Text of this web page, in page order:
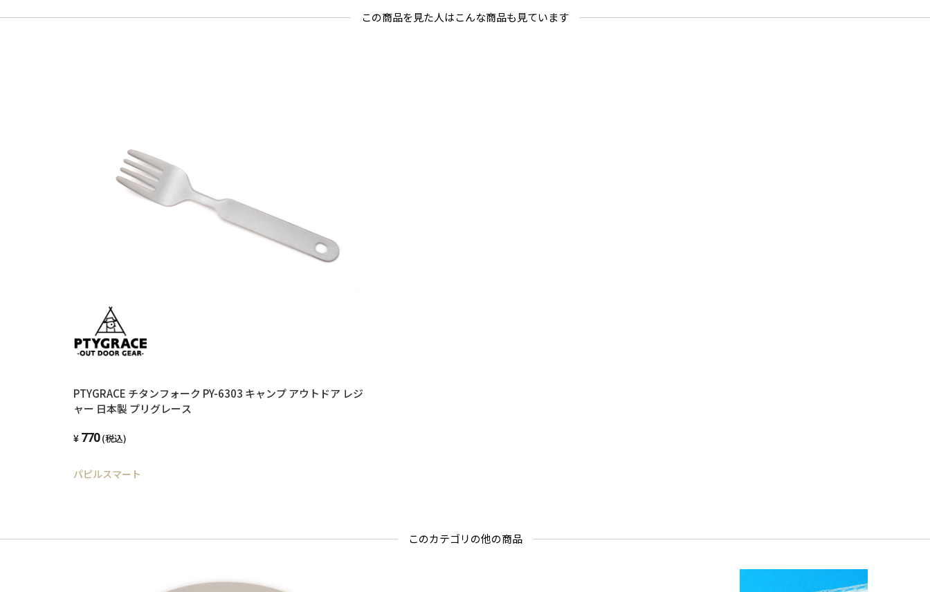
この商品を見た人はこんな商品も見ています
PTYGRACE チタンフォーク PY-6303 キャンプ アウトドア レジ
ャー 日本製 プリグレース
770(税込)
パピルスマート
このカテゴリの他の商品